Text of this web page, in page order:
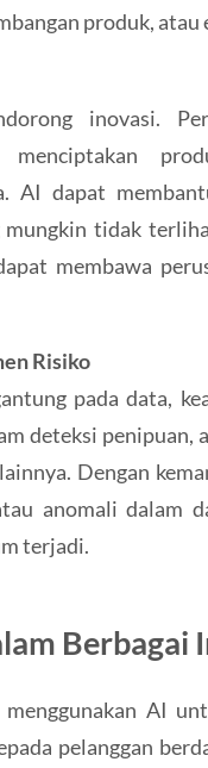
produk, atau
inovasi.
AI dapat
tidak
membawa
Risiko
pada data,
deteksi penipuan,
Dengan
anomali dalam
terjadi.
Berbagai
menggunakan AI
pelanggan